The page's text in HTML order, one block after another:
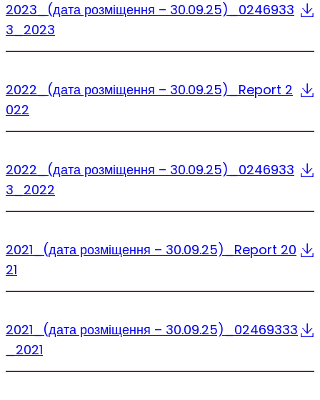
2023_(дата розміщення – 30.09.25)_0246933
3_2023
2022_(дата розміщення – 30.09.25)_Report 2
022
2022_(дата розміщення – 30.09.25)_0246933
3_2022
2021_(дата розміщення – 30.09.25)_Report 20
21
2021_(дата розміщення – 30.09.25)_02469333
_2021